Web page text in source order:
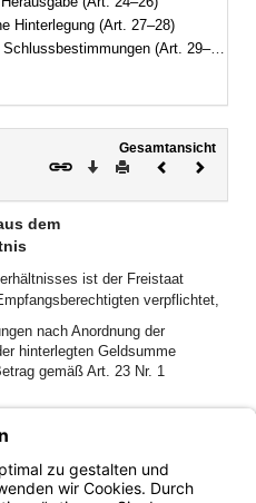
Hinterlegung (Art. 27–28)
(Art. 29–30)
Gesamtansicht
Download
DruckenVorheriges
dem
ist der Freistaat
verpflichtet,
nach Anordnung der
hinterlegten Geldsumme
gemäß Art. 23 Nr. 1
verwahren und zu verwalten
der Herausgabe
oder 3 herauszugeben.